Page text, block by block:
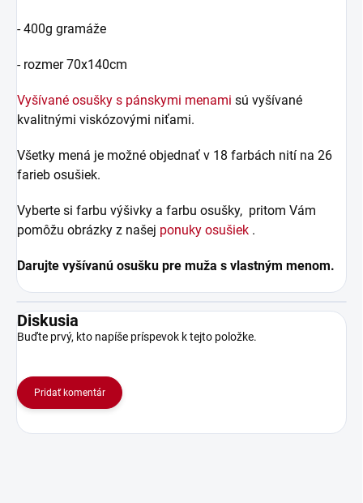
- 400g gramáže
- rozmer 70x140cm
Vyšívané osušky s pánskymi menami sú vyšívané
kvalitnými viskózovými niťami.
Všetky mená je možné objednať v 18 farbách nití na 26
farieb osušiek.
Vyberte si farbu výšivky a farbu osušky, pritom Vám
pomôžu obrázky z našej ponuky osušiek .
Darujte vyšívanú osušku pre muža s vlastným menom.
Diskusia
Buďte prvý, kto napíše príspevok k tejto položke.
Pridať komentár